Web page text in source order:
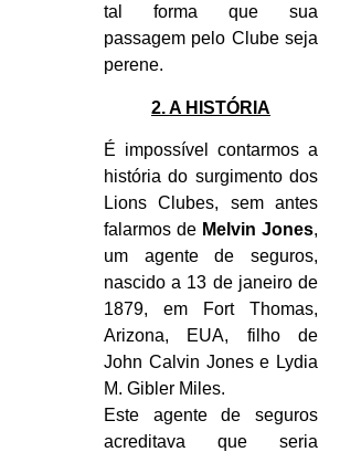
tal forma que sua
passagem pelo Clube seja
perene.
2. A HISTÓRIA
É impossível contarmos a
história do surgimento dos
Lions Clubes, sem antes
falarmos de Melvin Jones,
um agente de seguros,
nascido a 13 de janeiro de
1879, em Fort Thomas,
Arizona, EUA, filho de
John Calvin Jones e Lydia
M. Gibler Miles.
Este agente de seguros
acreditava que seria